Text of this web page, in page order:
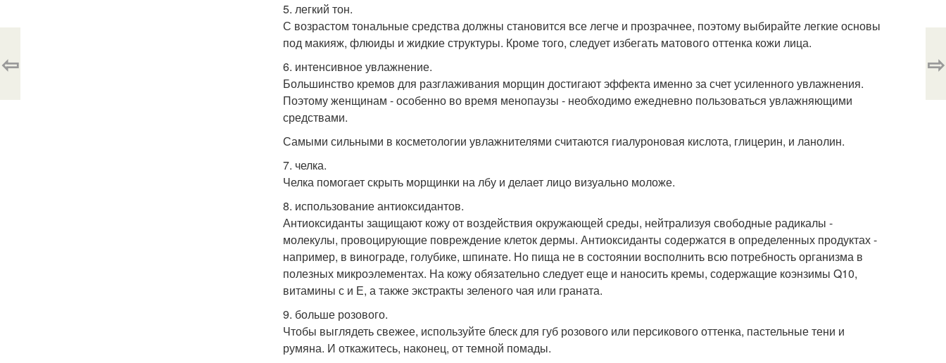
5. легкий тон.
С возрастом тональные средства должны становится все легче и прозрачнее, поэтому выбирайте легкие основы
под макияж, флюиды и жидкие структуры. Кроме того, следует избегать матового оттенка кожи лица.
6. интенсивное увлажнение.
Большинство кремов для разглаживания морщин достигают эффекта именно за счет усиленного увлажнения.
Поэтому женщинам - особенно во время менопаузы - необходимо ежедневно пользоваться увлажняющими
средствами.
Самыми сильными в косметологии увлажнителями считаются гиалуроновая кислота, глицерин, и ланолин.
7. челка.
Челка помогает скрыть морщинки на лбу и делает лицо визуально моложе.
8. использование антиоксидантов.
Антиоксиданты защищают кожу от воздействия окружающей среды, нейтрализуя свободные радикалы -
молекулы, провоцирующие повреждение клеток дермы. Антиоксиданты содержатся в определенных продуктах -
например, в винограде, голубике, шпинате. Но пища не в состоянии восполнить всю потребность организма в
полезных микроэлементах. На кожу обязательно следует еще и наносить кремы, содержащие коэнзимы Q10,
витамины с и Е, а также экстракты зеленого чая или граната.
9. больше розового.
Чтобы выглядеть свежее, используйте блеск для губ розового или персикового оттенка, пастельные тени и
румяна. И откажитесь, наконец, от темной помады.
⇦ ⇨